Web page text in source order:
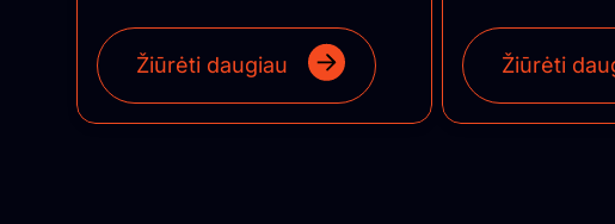
Žiūrėti daugiau Žiūrėti